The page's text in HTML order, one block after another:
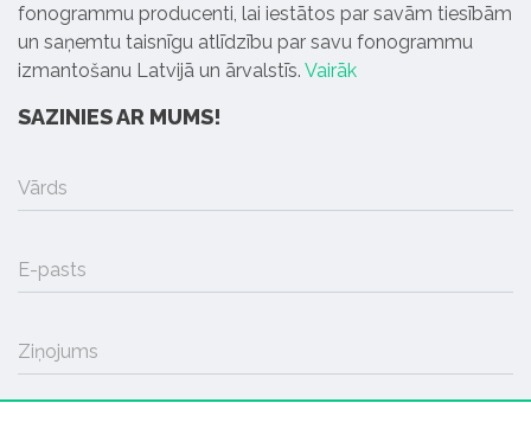
fonogrammu producenti, lai iestātos par savām tiesībām
un saņemtu taisnīgu atlīdzību par savu fonogrammu
izmantošanu Latvijā un ārvalstīs. Vairāk
SAZINIES AR MUMS!
Vārds
E-pasts
Ziņojums